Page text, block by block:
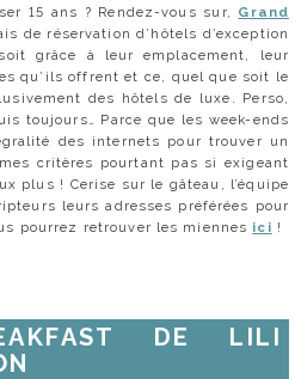
15 ans ? Rendez-vous sur, Grand
de réservation d’hôtels d’exception
grâce à leur emplacement, leur
qu’ils offrent et ce, quel que soit le
des hôtels de luxe. Perso,
toujours… Parce que les week-ends
des internets pour trouver un
critères pourtant pas si exigeant
plus ! Cerise sur le gâteau, l’équipe
leurs adresses préférées pour
pourrez retrouver les miennes ici !
DE LILI